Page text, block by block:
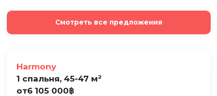
Смотреть все предложения
Harmony
1 спальня, 45-47 м²
от6 105 000฿